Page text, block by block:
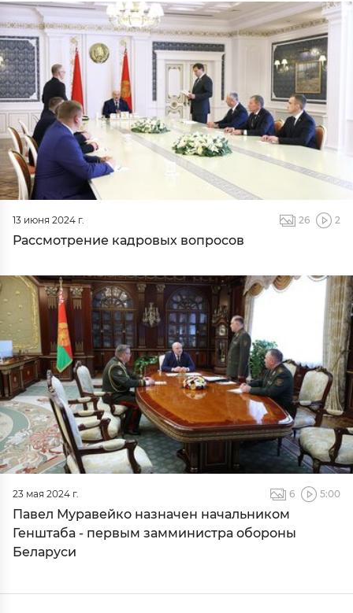
13 июня 2024 г. 26 2
Рассмотрение кадровых вопросов
23 мая 2024 г. 6 5:00
Павел Муравейко назначен начальником
Генштаба - первым замминистра обороны
Беларуси